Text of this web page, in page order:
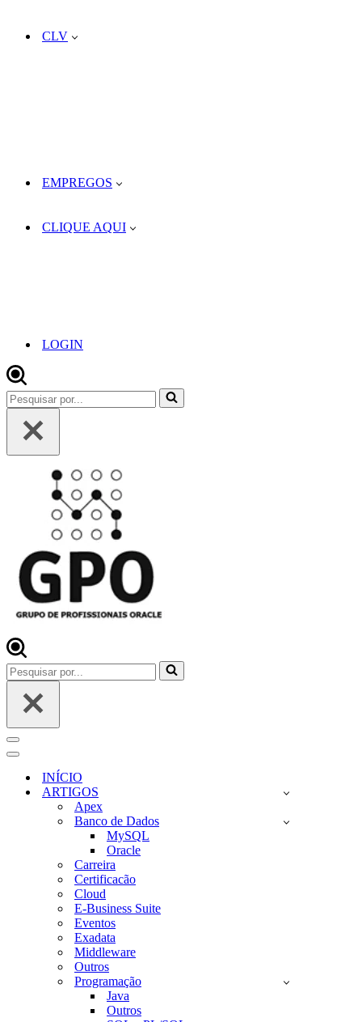
CLV
EMPREGOS
CLIQUE AQUI
LOGIN
Pesquisar
por...
Pesquisar
por...
Menu
de
navegação
Menu
navegaçãoINÍCIO
ARTIGOS
Apex
Banco de Dados
MySQL
Oracle
Carreira
Certificacão
Cloud
E-Business Suite
Eventos
Exadata
Middleware
Outros
Programação
Java
Outros